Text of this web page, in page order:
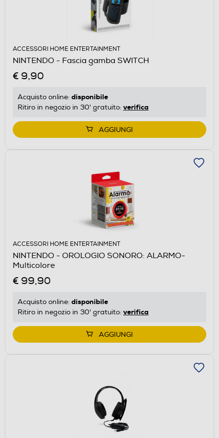
ACCESSORI HOME ENTERTAINMENT
NINTENDO - Fascia gamba SWITCH
€ 9,90
Acquisto online: disponibile
Ritiro in negozio in 30' gratuito: verifica
AGGIUNGI
ACCESSORI HOME ENTERTAINMENT
NINTENDO - OROLOGIO SONORO: ALARMO-
Multicolore
€ 99,90
Acquisto online: disponibile
Ritiro in negozio in 30' gratuito: verifica
AGGIUNGI